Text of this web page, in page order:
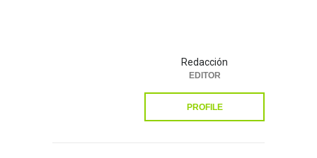
Redacción
EDITOR
PROFILE